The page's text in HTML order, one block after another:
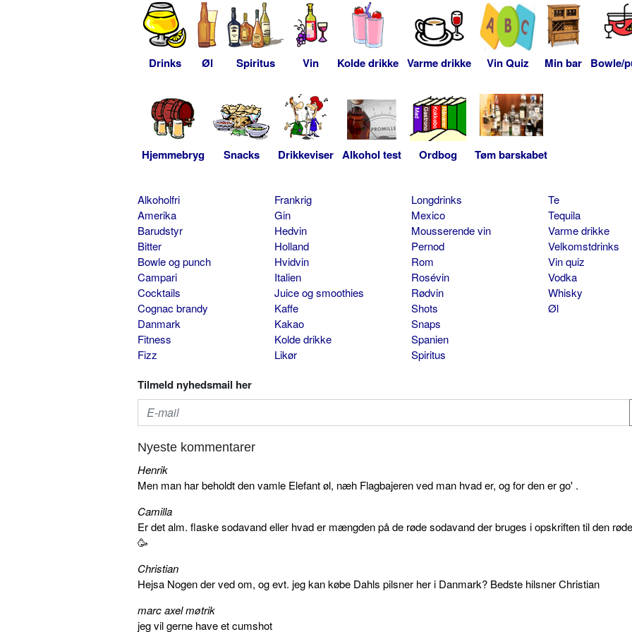
Drinks Øl Spiritus Vin Kolde drikke Varme drikke Vin Quiz Min bar Bowle/
Hjemmebryg Snacks Drikkeviser Alkohol test Ordbog Tøm barskabet
Alkoholfri
Amerika
Barudstyr
Bitter
Bowle og punch
Campari
Cocktails
Cognac brandy
Danmark
Fitness
Fizz
Frankrig
Gin
Hedvin
Holland
Hvidvin
Italien
Juice og smoothies
Kaffe
Kakao
Kolde drikke
Likør
Longdrinks
Mexico
Mousserende vin
Pernod
Rom
Rosévin
Rødvin
Shots
Snaps
Spanien
Spiritus
Te
Tequila
Varme drikke
Velkomstdrinks
Vin quiz
Vodka
Whisky
Øl
Tilmeld nyhedsmail her
Nyeste kommentarer
Henrik
Men man har beholdt den vamle Elefant øl, næh Flagbajeren ved man hvad er, og for den er go' .
Camilla
Er det alm. flaske sodavand eller hvad er mængden på de røde sodavand der bruges i opskriften til den
🥳
Christian
Hejsa Nogen der ved om, og evt. jeg kan købe Dahls pilsner her i Danmark? Bedste hilsner Christian
marc axel møtrik
jeg vil gerne have et cumshot